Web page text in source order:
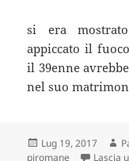
si era
appiccato il
il 39enne
nel suo
Scritto
il
Lug 19, 2017
piromane
Lascia